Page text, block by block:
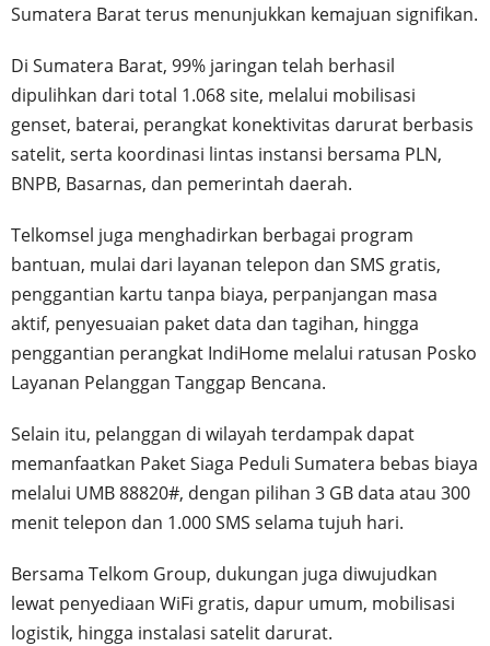
Sumatera Barat terus menunjukkan kemajuan signifikan.
Di Sumatera Barat, 99% jaringan telah berhasil
dipulihkan dari total 1.068 site, melalui mobilisasi
genset, baterai, perangkat konektivitas darurat berbasis
satelit, serta koordinasi lintas instansi bersama PLN,
BNPB, Basarnas, dan pemerintah daerah.
Telkomsel juga menghadirkan berbagai program
bantuan, mulai dari layanan telepon dan SMS gratis,
penggantian kartu tanpa biaya, perpanjangan masa
aktif, penyesuaian paket data dan tagihan, hingga
penggantian perangkat IndiHome melalui ratusan Posko
Layanan Pelanggan Tanggap Bencana.
Selain itu, pelanggan di wilayah terdampak dapat
memanfaatkan Paket Siaga Peduli Sumatera bebas biaya
melalui UMB 88820#, dengan pilihan 3 GB data atau 300
menit telepon dan 1.000 SMS selama tujuh hari.
Bersama Telkom Group, dukungan juga diwujudkan
lewat penyediaan WiFi gratis, dapur umum, mobilisasi
logistik, hingga instalasi satelit darurat.